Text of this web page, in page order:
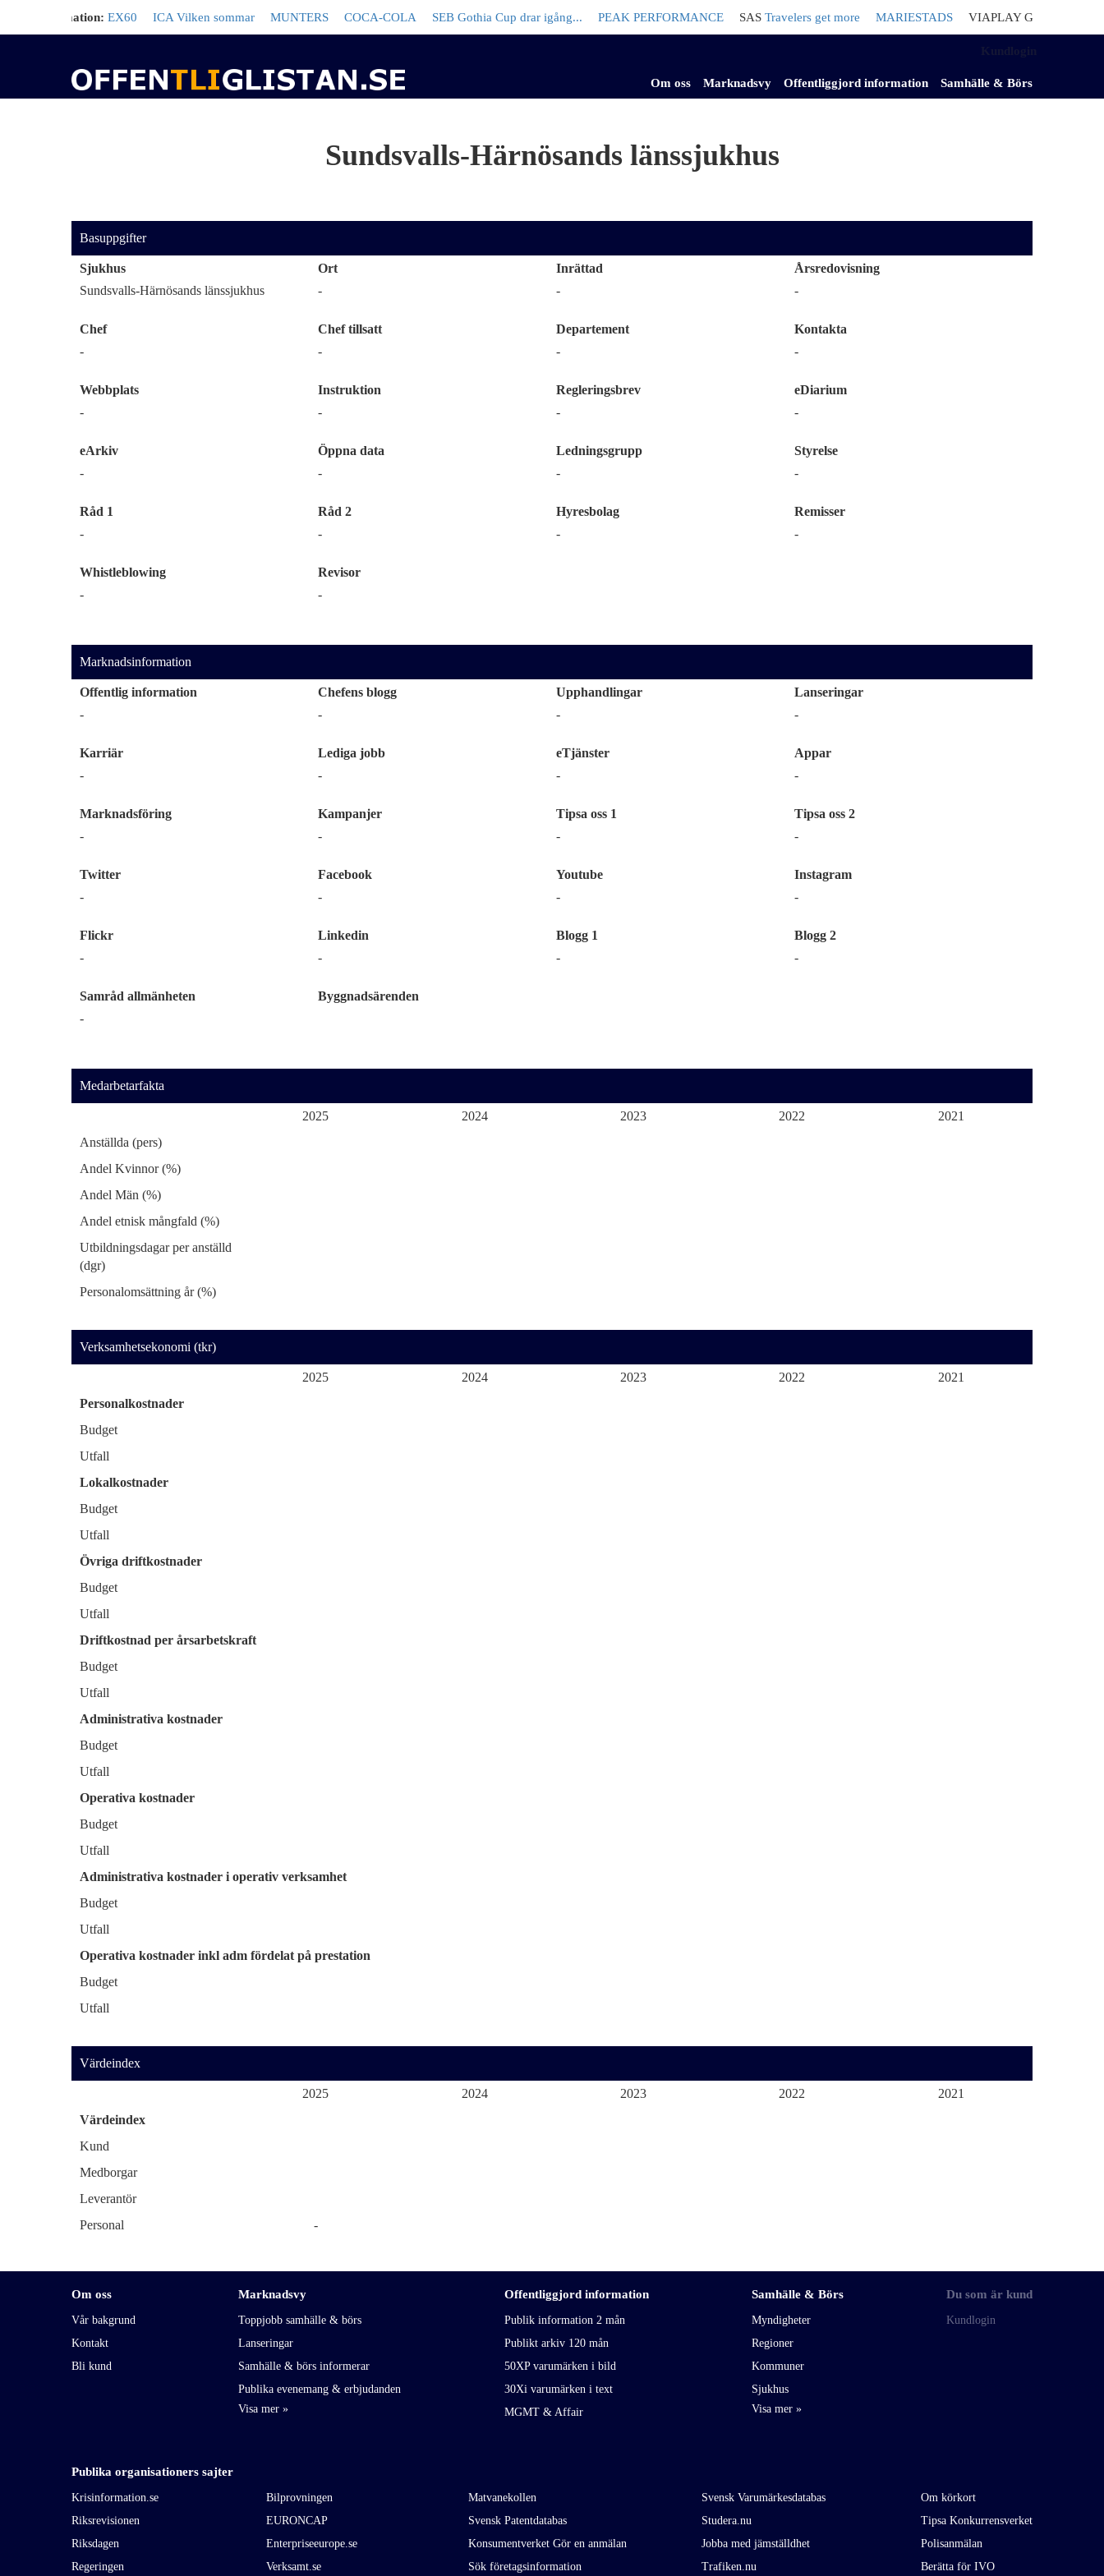
information: EX60 ICA Vilken sommar MUNTERS COCA-COLA SEB Gothia Cup drar igång... PEAK PERFORMANCE SAS Travelers get more MARIESTADS VIAPLAY GROUP
Samhälle & Börs
Offentliggjord information
Marknadsvy
Om oss
Sundsvalls-Härnösands länssjukhus
Basuppgifter
Sjukhus
Sundsvalls-Härnösands länssjukhus
Ort
-
Inrättad
-
Årsredovisning
-
Chef
-
Chef tillsatt
-
Departement
-
Kontakta
-
Webbplats
-
Instruktion
-
Regleringsbrev
-
eDiarium
-
eArkiv
-
Öppna data
-
Ledningsgrupp
-
Styrelse
-
Råd 1
-
Råd 2
-
Hyresbolag
-
Remisser
-
Whistleblowing
-
Revisor
-
Marknadsinformation
Offentlig information
-
Chefens blogg
-
Upphandlingar
-
Lanseringar
-
Karriär
-
Lediga jobb
-
eTjänster
-
Appar
-
Marknadsföring
-
Kampanjer
-
Tipsa oss 1
-
Tipsa oss 2
-
Twitter
-
Facebook
-
Youtube
-
Instagram
-
Flickr
-
Linkedin
-
Blogg 1
-
Blogg 2
-
Samråd allmänheten
-
Byggnadsärenden
Medarbetarfakta
2025 2024 2023 2022
2021
Anställda (pers)
Andel Kvinnor (%)
Andel Män (%)
Andel etnisk mångfald (%)
Utbildningsdagar per anställd
(dgr)
Personalomsättning år (%)
Verksamhetsekonomi (tkr)
2025 2024 2023 2022
2021
Personalkostnader
Budget
Utfall
Lokalkostnader
Budget
Utfall
Övriga driftkostnader
Budget
Utfall
Driftkostnad per årsarbetskraft
Budget
Utfall
Administrativa kostnader
Budget
Utfall
Operativa kostnader
Budget
Utfall
Administrativa kostnader i operativ verksamhet
Budget
Utfall
Operativa kostnader inkl adm fördelat på prestation
Budget
Utfall
Värdeindex
2025 2024 2023 2022
2021
Värdeindex
Kund
Medborgar
Leverantör
Personal
-
Om oss
Vår bakgrund
Kontakt
Bli kund
Marknadsvy
Toppjobb samhälle & börs
Lanseringar
Samhälle & börs informerar
Publika evenemang & erbjudanden
Offentliggjord information
Publik information 2 mån
Publikt arkiv 120 mån
50XP varumärken i bild
30Xi varumärken i text
MGMT & Affair
Samhälle & Börs
Myndigheter
Regioner
Kommuner
Sjukhus
Du som är kund
Kundlogin
Publika organisationers sajter
Krisinformation.se
Riksrevisionen
Riksdagen
Regeringen
Bilprovningen
EURONCAP
Enterpriseeurope.se
Verksamt.se
Matvanekollen
Svensk Patentdatabas
Konsumentverket Gör en anmälan
Sök företagsinformation
Svensk Varumärkesdatabas
Studera.nu
Jobba med jämställdhet
Trafiken.nu
Om körkort
Tipsa Konkurrensverket
Polisanmälan
Berätta för IVO